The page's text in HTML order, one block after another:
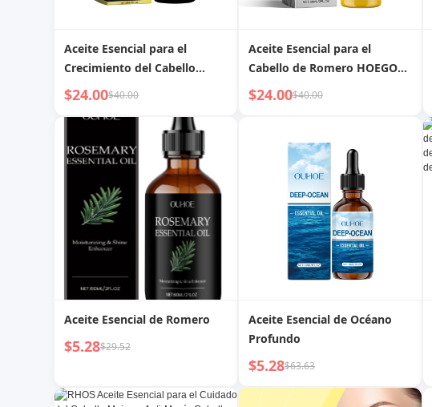
Aceite Esencial para el
Crecimiento del Cabello
HOEGOA: Fortalece las
Crecimiento, Mejora el
Adelgazamiento, Restaura el
Cabello Denso
$24.00$40.00
Aceite Esencial para el
Cabello de Romero HOEGOA:
Fortalece las Raíces,
$24.00$40.00
Aceite Esencial de Romero
$5.28$29.52
Aceite Esencial de Océano
Profundo
$5.28$63.63